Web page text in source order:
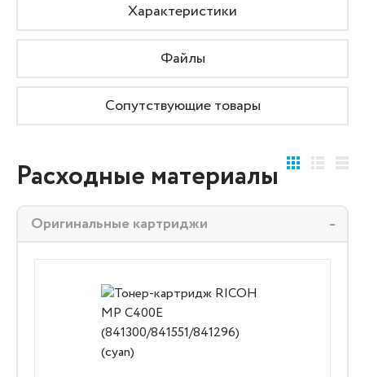
Характеристики
Файлы
Сопутствующие товары
Расходные материалы
Оригинальные картриджи